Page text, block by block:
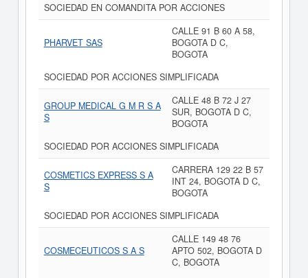
SOCIEDAD EN COMANDITA POR ACCIONES
PHARVET SAS
CALLE 91 B 60 A 58,
BOGOTA D C,
BOGOTA
SOCIEDAD POR ACCIONES SIMPLIFICADA
GROUP MEDICAL G M R S A
S
CALLE 48 B 72 J 27
SUR, BOGOTA D C,
BOGOTA
SOCIEDAD POR ACCIONES SIMPLIFICADA
COSMETICS EXPRESS S A
S
CARRERA 129 22 B 57
INT 24, BOGOTA D C,
BOGOTA
SOCIEDAD POR ACCIONES SIMPLIFICADA
COSMECEUTICOS S A S
CALLE 149 48 76
APTO 502, BOGOTA D
C, BOGOTA